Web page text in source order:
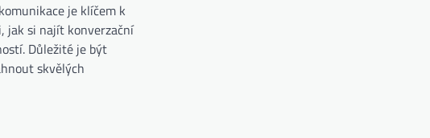
je klíčem k
jak si najít konverzační
Důležité je být
skvělých